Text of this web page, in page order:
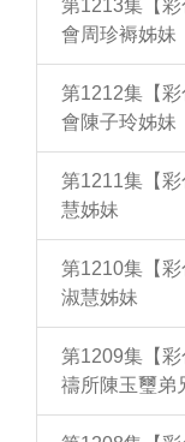
第1213集【
會周珍褥姊妹
第1212集【
會陳子玲姊妹
第1211集【
慧姊妹
第1210集【
淑慧姊妹
第1209集【
禱所陳玉璽弟